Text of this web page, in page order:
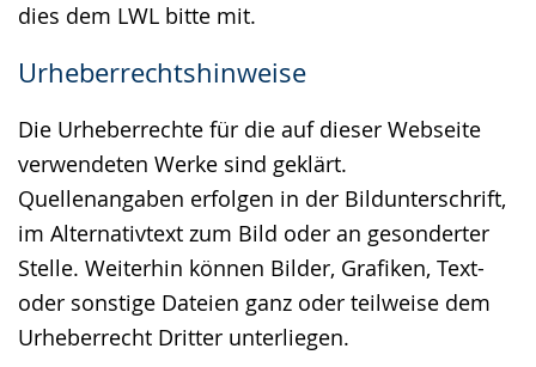
dies dem LWL bitte mit.
Urheberrechtshinweise
Die Urheberrechte für die auf dieser Webseite
verwendeten Werke sind geklärt.
Quellenangaben erfolgen in der Bildunterschrift,
im Alternativtext zum Bild oder an gesonderter
Stelle. Weiterhin können Bilder, Grafiken, Text-
oder sonstige Dateien ganz oder teilweise dem
Urheberrecht Dritter unterliegen.